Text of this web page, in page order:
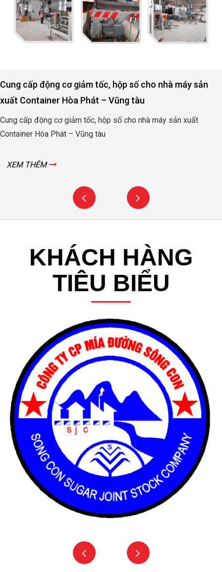
Cung cấp động cơ giảm tốc, hộp số cho nhà máy sản
xuất Container Hòa Phát – Vũng tàu
Cung cấp động cơ giảm tốc, hộp số cho nhà máy sản xuất
Container Hòa Phát – Vũng tàu
XEM THÊM
KHÁCH HÀNG
TIÊU BIỂU